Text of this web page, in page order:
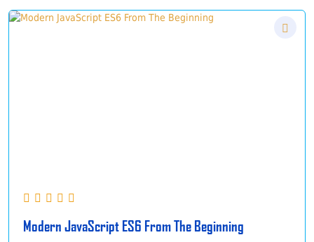
Modern JavaScript ES6 From The Beginning